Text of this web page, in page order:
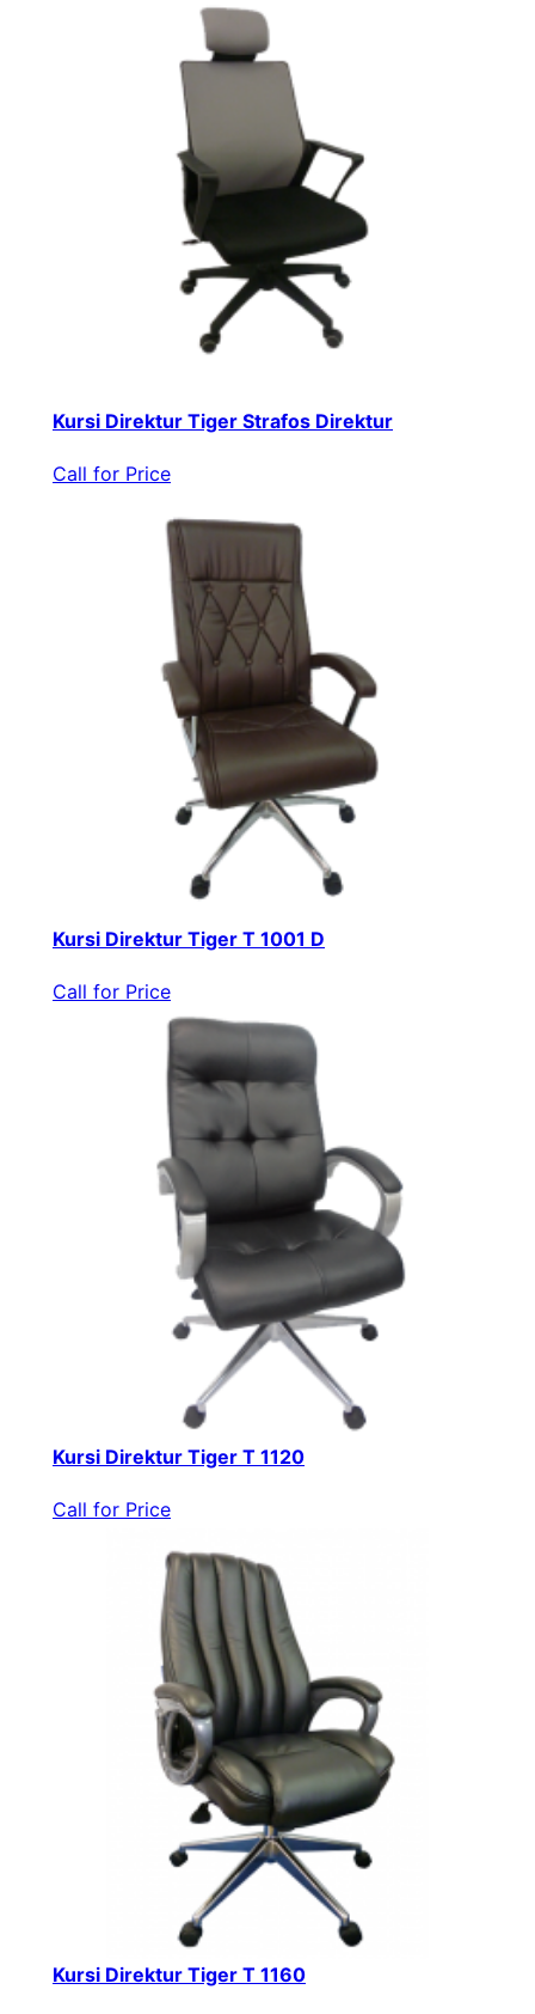
Kursi Direktur Tiger Strafos Direktur
Call for Price
Kursi Direktur Tiger T 1001 D
Call for Price
Kursi Direktur Tiger T 1120
Call for Price
Kursi Direktur Tiger T 1160